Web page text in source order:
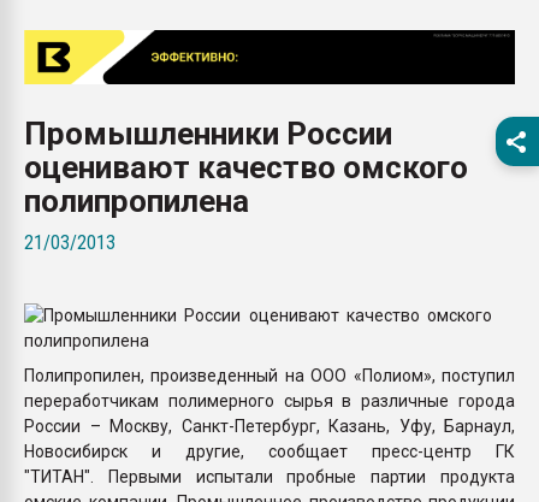
28.07.2026
пластмасс
28.07.2026
ПЕРЕЙТИ НА
Промышленники России
оценивают качество омского
полипропилена
21/03/2013
Полипропилен, произведенный на ООО «Полиом», поступил
переработчикам полимерного сырья в различные города
России – Москву, Санкт-Петербург, Казань, Уфу, Барнаул,
Новосибирск и другие, сообщает пресс-центр ГК
"ТИТАН". Первыми испытали пробные партии продукта